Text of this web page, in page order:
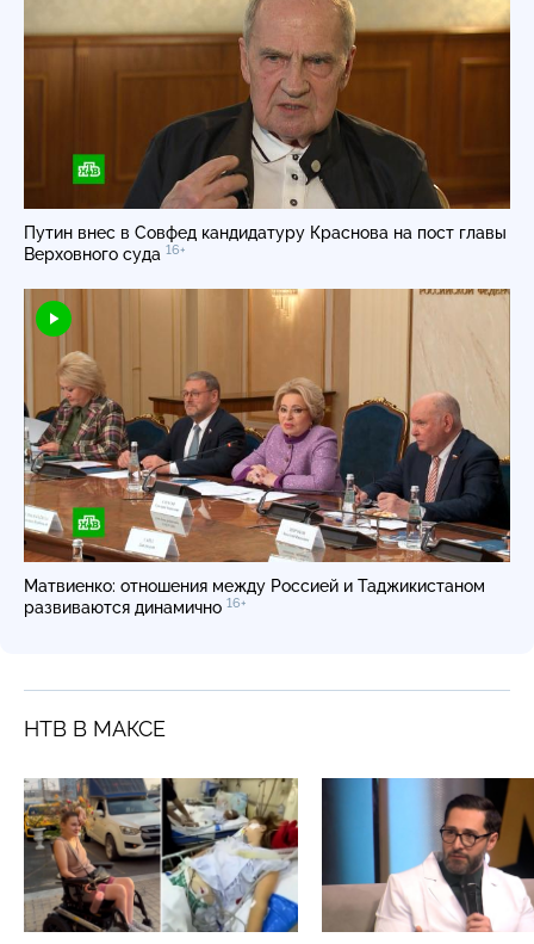
Путин внес в Совфед кандидатуру Краснова на пост главы
Верховного суда 16+
Матвиенко: отношения между Россией и Таджикистаном
развиваются динамично 16+
НТВ В МАКСЕ